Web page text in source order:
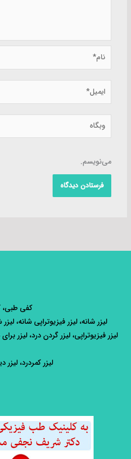
نام*
ایمیل*
وبگاه
می‌نویسم.
کفی طبی،
لیزر شانه، لیزر فیزیوتراپی شانه،
لیزر فیزیوتراپی، لیزر گردن درد، لیزر
لیزر کمردرد،